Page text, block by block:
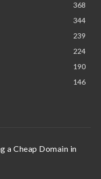
368
344
239
224
190
146
a Cheap Domain in